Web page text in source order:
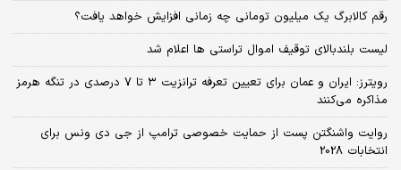
رقم کالابرگ یک میلیون تومانی چه زمانی افزایش خواهد یافت؟
لیست بلندبالای توقیف اموال تراستی ها اعلام شد
رویترز: ایران و عمان برای تعیین تعرفه ترانزیت ۳ تا ۷ درصدی در تنگه هرمز
مذاکره می‌کنند
روایت واشنگتن پست از حمایت خصوصی ترامپ از جی دی ونس برای
انتخابات 2028